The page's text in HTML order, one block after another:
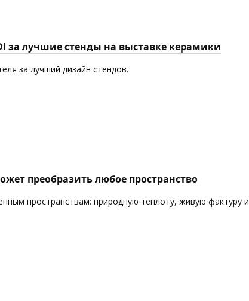
за лучшие стенды на выставке керамики
за лучший дизайн стендов.
преобразить любое пространство
пространствам: природную теплоту, живую фактуру и